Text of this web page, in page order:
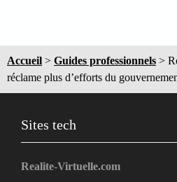
Accueil > Guides professionnels >
réclame plus d’efforts du
Sites tech
Realite-Virtuelle.com